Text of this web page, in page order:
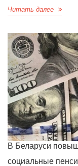
Читать далее
В Беларуси
социальные